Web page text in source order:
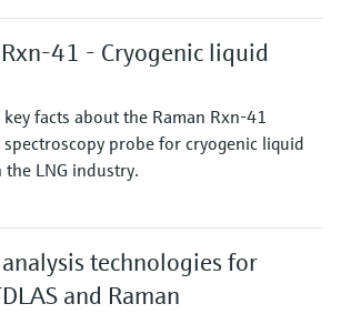
41 - Cryogenic liquid
facts about the Raman Rxn-41
spectroscopy probe for cryogenic liquid
LNG industry.
technologies for
and Raman